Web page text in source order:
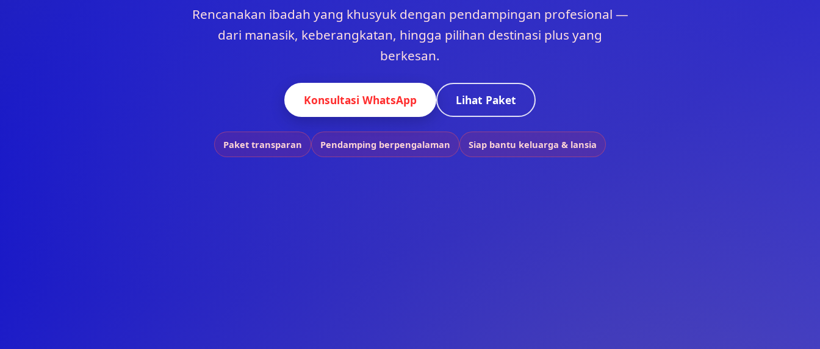
Rencanakan ibadah yang khusyuk dengan pendampingan profesional —
dari manasik, keberangkatan, hingga pilihan destinasi plus yang
berkesan.
Konsultasi WhatsApp Lihat Paket
Paket transparan Pendamping berpengalaman Siap bantu keluarga & lansia